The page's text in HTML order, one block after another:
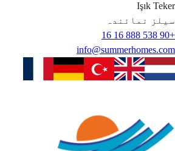
Işık Teker
سیلز نمائندہ
+90 538 888 16 16
info@summerhomes.com